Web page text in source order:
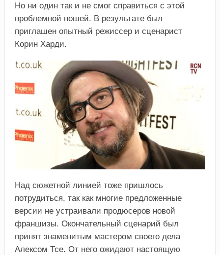
Но ни один так и не смог справиться с этой
проблемной ношей. В результате был
приглашен опытный режиссер и сценарист
Корин Харди.
Над сюжетной линией тоже пришлось
потрудиться, так как многие предложенные
версии не устраивали продюсеров новой
франшизы. Окончательный сценарий был
принят знаменитым мастером своего дела
Алексом Тсе. От него ожидают настоящую